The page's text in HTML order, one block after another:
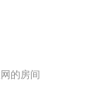
的房间